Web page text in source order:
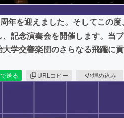
年を迎えました。そしてこの
記念演奏会を開催します。当
学交響楽団のさらなる飛躍に
送る URLコピー 埋め込み